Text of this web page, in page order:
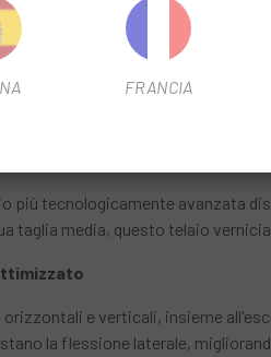
La struttura in carbonio
delle vibrazioni. Ciò
più tecnologicamente avanzata
taglia media, questo telaio
e verticali, insieme
la flessione laterale,
FRANCIA